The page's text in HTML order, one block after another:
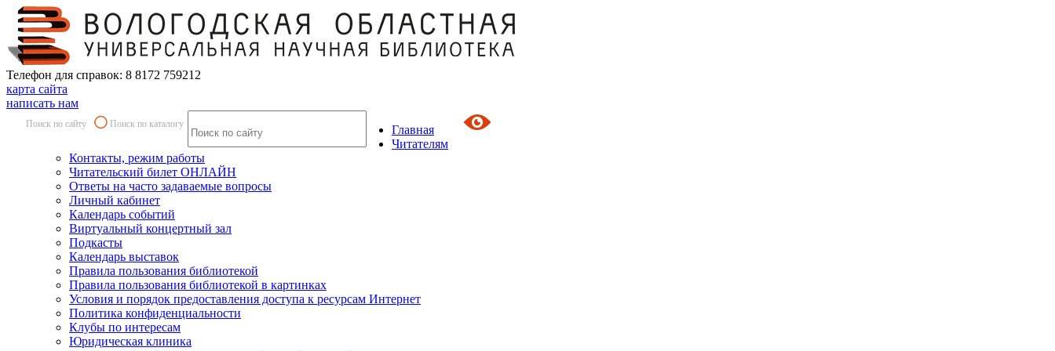
Телефон для справок: 8 8172 759212
карта сайта
написать нам
Поиск по сайту Поиск по каталогу
Главная
Читателям
Контакты, режим работы
Читательский билет ОНЛАЙН
Ответы на часто задаваемые вопросы
Личный кабинет
Календарь событий
Виртуальный концертный зал
Подкасты
Календарь выставок
Правила пользования библиотекой
Правила пользования библиотекой в картинках
Условия и порядок предоставления доступа к ресурсам Интернет
Политика конфиденциальности
Клубы по интересам
Юридическая клиника